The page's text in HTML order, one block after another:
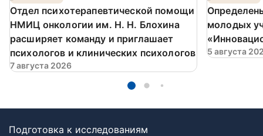
️Отдел психотерапевтической помощи
НМИЦ онкологии им. Н. Н. Блохина
расширяет команду и приглашает
психологов и клинических психологов
7 августа 2026
молодых
5 августа
Подготовка к исследованиям